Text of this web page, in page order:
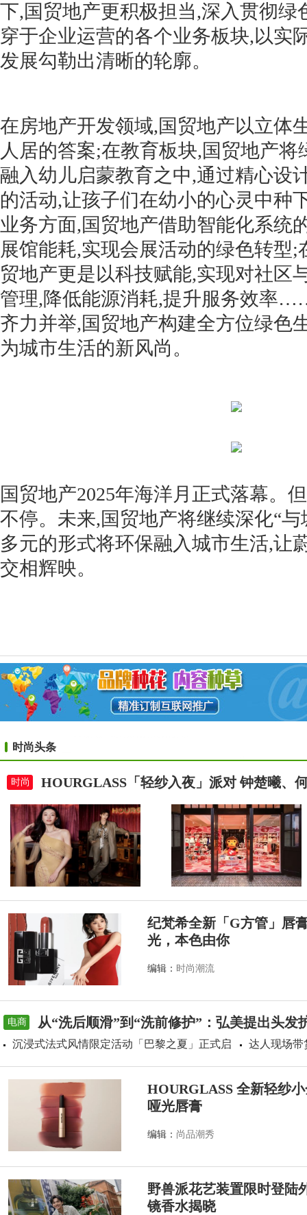
下,国贸地产更积极担当,深入贯彻绿
穿于企业运营的各个业务板块,以实
发展勾勒出清晰的轮廓。
在房地产开发领域,国贸地产以立体
人居的答案;在教育板块,国贸地产
融入幼儿启蒙教育之中,通过精心设
的活动,让孩子们在幼小的心灵中种
业务方面,国贸地产借助智能化系统
展馆能耗,实现会展活动的绿色转型;
贸地产更是以科技赋能,实现对社区
管理,降低能源消耗,提升服务效率
齐力并举,国贸地产构建全方位绿色
为城市生活的新风尚。
国贸地产2025年海洋月正式落幕。
不停。未来,国贸地产将继续深化“
多元的形式将环保融入城市生活,让
交相辉映。
时尚头条
时尚 HOURGLASS「轻纱入夜」派对 钟楚曦、
纪梵希全新「G方管」唇
光，本色由你
编辑： 时尚潮流
电商 从“洗后顺滑”到“洗前修护”：弘美提出头发
沉浸式法式风情限定活动「巴黎之夏」正式启 达人现场带
HOURGLASS 全新轻纱
哑光唇膏
编辑： 尚品潮秀
野兽派花艺装置限时登
镜香水揭晓